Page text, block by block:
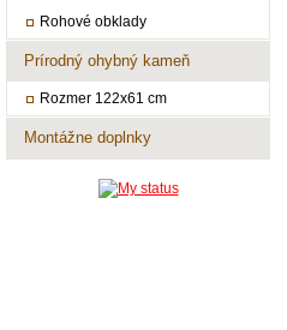
Rohové obklady
Prírodný ohybný kameň
Rozmer 122x61 cm
Montážne doplnky